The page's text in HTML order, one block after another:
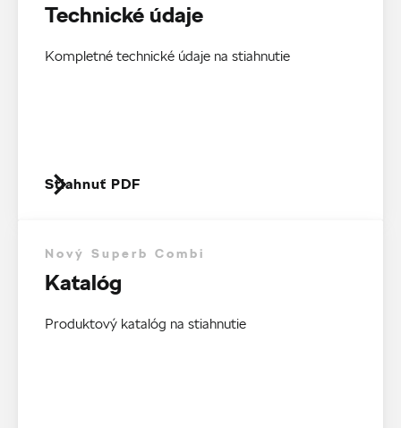
Technické údaje
Kompletné technické údaje na stiahnutie
Stiahnuť PDF
Nový Superb Combi
Katalóg
Produktový katalóg na stiahnutie